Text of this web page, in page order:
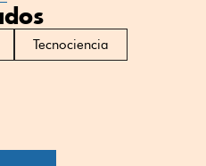
Tecnociencia